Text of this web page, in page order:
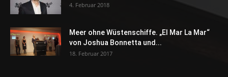
4. Februar 2018
Meer ohne Wüstenschiffe. „El Mar La Mar“
von Joshua Bonnetta und...
18. Februar 2017